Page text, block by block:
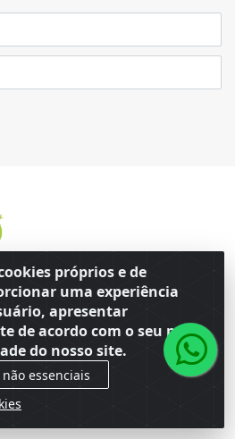
próprios e de
uma experiência
apresentar
de acordo com o seu perfil
do nosso site.
essenciais
décadas,